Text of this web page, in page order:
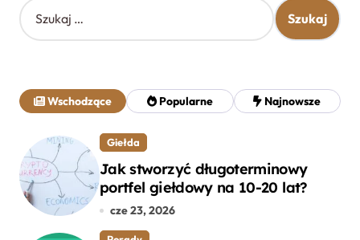
S
z
j
:
Wschodzące Popularne Najnowsze
Giełda
Jak stworzyć długoterminowy
portfel giełdowy na 10-20 lat?
cze 23, 2026